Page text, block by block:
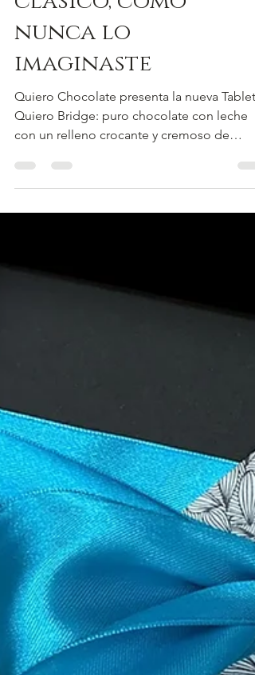
Quiero Bridge: un
clásico, como
nunca lo
imaginaste
Quiero Chocolate presenta la nueva Tableta
obleas Bridge. Un clásico de siempre,
inolvidable.